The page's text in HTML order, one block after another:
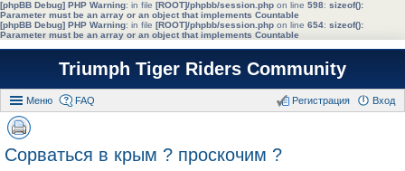
[phpBB Debug] PHP Warning: in file [ROOT]/phpbb/session.php on line 598: sizeof():
Parameter must be an array or an object that implements Countable
[phpBB Debug] PHP Warning: in file [ROOT]/phpbb/session.php on line 654: sizeof():
Parameter must be an array or an object that implements Countable
Triumph Tiger Riders Community
Меню FAQ Вход
Регистрация
Сорваться в крым ? проскочим ?